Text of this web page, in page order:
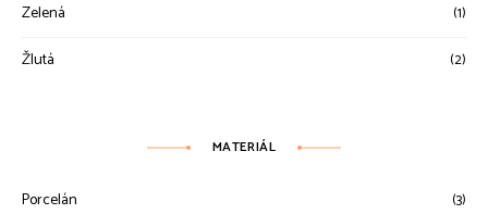
Zelená (1)
Žlutá (2)
MATERIÁL
Porcelán (3)